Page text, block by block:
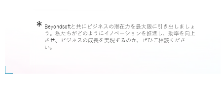
Beyondsoftと共にビジネスの潜在力を最大限に引き出しましょ
う。私たちがどのようにイノベーションを推進し、効率を向上
させ、ビジネスの成長を実現するのか、ぜひご相談くださ
い。